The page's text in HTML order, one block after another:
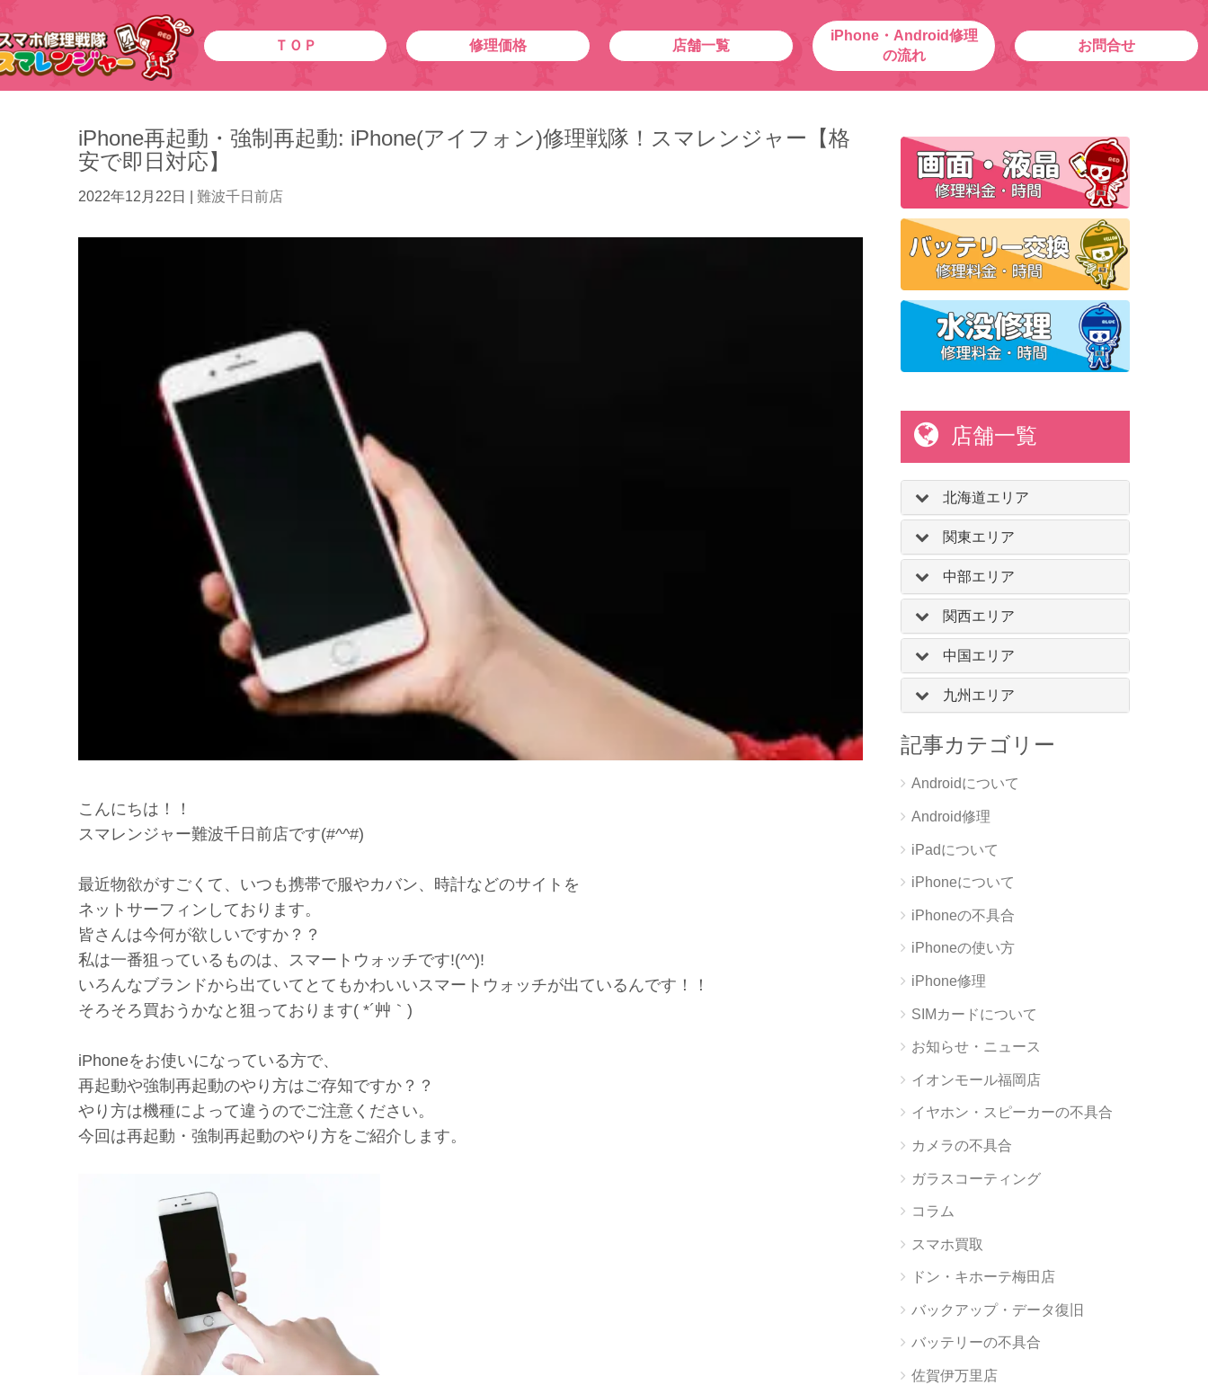
ＴＯＰ 修理価格 店舗一覧
iPhone・Android修理
の流れ
お問合せ
iPhone再起動・強制再起動: iPhone(アイフォン)修理戦隊！スマレンジャー【格
安で即日対応】
2022年12月22日 難波千日前店
こんにちは！！
スマレンジャー難波千日前店です(#^^#)
最近物欲がすごくて、いつも携帯で服やカバン、時計などのサイトを
ネットサーフィンしております。
皆さんは今何が欲しいですか？？
私は一番狙っているものは、スマートウォッチです!(^^)!
いろんなブランドから出ていてとてもかわいいスマートウォッチが出ているんです！！
そろそろ買おうかなと狙っております( *´艸｀)
iPhoneをお使いになっている方で、
再起動や強制再起動のやり方はご存知ですか？？
やり方は機種によって違うのでご注意ください。
今回は再起動・強制再起動のやり方をご紹介します。
店舗一覧
北海道エリア
関東エリア
中部エリア
関西エリア
中国エリア
九州エリア
記事カテゴリー
Androidについて
Android修理
iPadについて
iPhoneについて
iPhoneの不具合
iPhoneの使い方
iPhone修理
SIMカードについて
お知らせ・ニュース
イオンモール福岡店
イヤホン・スピーカーの不具合
カメラの不具合
ガラスコーティング
コラム
スマホ買取
ドン・キホーテ梅田店
バックアップ・データ復旧
バッテリーの不具合
佐賀伊万里店